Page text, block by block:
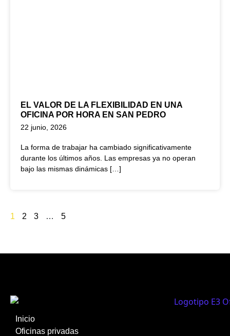
EL VALOR DE LA FLEXIBILIDAD EN UNA
OFICINA POR HORA EN SAN PEDRO
22 junio, 2026
La forma de trabajar ha cambiado significativamente
durante los últimos años. Las empresas ya no operan
bajo las mismas dinámicas […]
1 2 3 … 5
Inicio
Oficinas privadas